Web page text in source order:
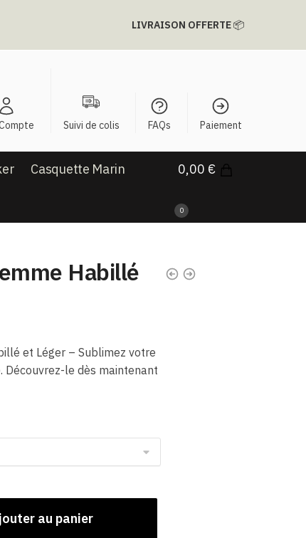
LIVRAISON OFFERTE📦
Suivi de colis FAQs Paiement
Casquette Marin 0,00 €
0
Habillé
et Léger – Sublimez votre
Découvrez-le dès maintenant
au panier